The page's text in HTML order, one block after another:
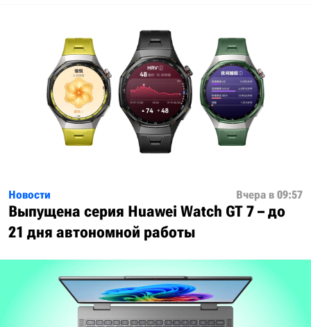
Новости Вчера в 09:57
Выпущена серия Huawei Watch GT 7 – до
21 дня автономной работы